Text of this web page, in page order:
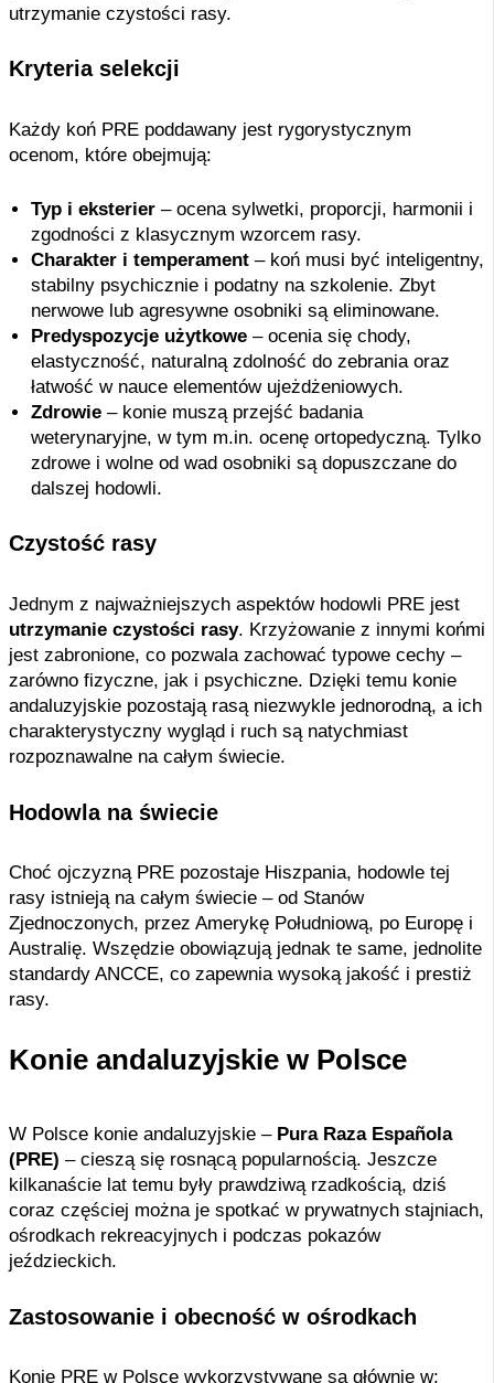
utrzymanie czystości rasy.
Kryteria selekcji
Każdy koń PRE poddawany jest rygorystycznym
ocenom, które obejmują:
Typ i eksterier – ocena sylwetki, proporcji, harmonii i
zgodności z klasycznym wzorcem rasy.
Charakter i temperament – koń musi być inteligentny,
stabilny psychicznie i podatny na szkolenie. Zbyt
nerwowe lub agresywne osobniki są eliminowane.
Predyspozycje użytkowe – ocenia się chody,
elastyczność, naturalną zdolność do zebrania oraz
łatwość w nauce elementów ujeżdżeniowych.
Zdrowie – konie muszą przejść badania
weterynaryjne, w tym m.in. ocenę ortopedyczną. Tylko
zdrowe i wolne od wad osobniki są dopuszczane do
dalszej hodowli.
Czystość rasy
Jednym z najważniejszych aspektów hodowli PRE jest
utrzymanie czystości rasy. Krzyżowanie z innymi końmi
jest zabronione, co pozwala zachować typowe cechy –
zarówno fizyczne, jak i psychiczne. Dzięki temu konie
andaluzyjskie pozostają rasą niezwykle jednorodną, a ich
charakterystyczny wygląd i ruch są natychmiast
rozpoznawalne na całym świecie.
Hodowla na świecie
Choć ojczyzną PRE pozostaje Hiszpania, hodowle tej
rasy istnieją na całym świecie – od Stanów
Zjednoczonych, przez Amerykę Południową, po Europę i
Australię. Wszędzie obowiązują jednak te same, jednolite
standardy ANCCE, co zapewnia wysoką jakość i prestiż
rasy.
Konie andaluzyjskie w Polsce
W Polsce konie andaluzyjskie – Pura Raza Española
(PRE) – cieszą się rosnącą popularnością. Jeszcze
kilkanaście lat temu były prawdziwą rzadkością, dziś
coraz częściej można je spotkać w prywatnych stajniach,
ośrodkach rekreacyjnych i podczas pokazów
jeździeckich.
Zastosowanie i obecność w ośrodkach
Konie PRE w Polsce wykorzystywane są głównie w: